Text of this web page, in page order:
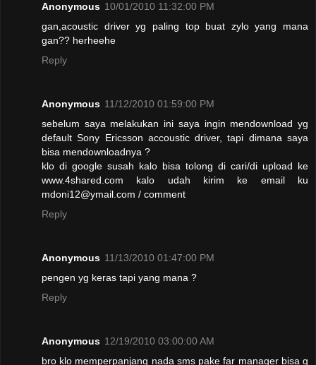
Anonymous 10/01/2010 11:32:00 PM
gan,acoustic driver yg paling top buat zylo yang mana
gan?? herheehe
Reply
Anonymous 11/12/2010 01:59:00 PM
sebelum saya melakukan ini saya ingin mendownload yg
default Sony Ericsson accoustic driver, tapi dimana saya
bisa mendownloadnya ?
klo di google susah kalo bisa tolong di cari/di upload ke
www.4shared.com kalo udah kirim ke email ku
mdoni12@ymail.com / comment
Reply
Anonymous 11/13/2010 01:47:00 PM
pengen yg keras tapi yang mana ?
Reply
Anonymous 12/19/2010 03:00:00 AM
bro klo memperpanjang nada sms pake far manager bisa g